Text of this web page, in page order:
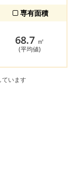
専有面積
68.7 ㎡
(平均値)
ています